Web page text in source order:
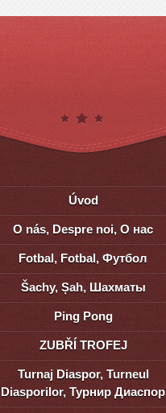
Úvod
O nás, Despre noi, О нас
Fotbal, Fotbal, Футбол
Šachy, Șah, Шахматы
Ping Pong
ZUBŘÍ TROFEJ
Turnaj Diaspor, Turneul
Diasporilor, Турнир Диаспор